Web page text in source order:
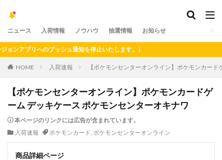
ニュース 入荷情報 ノウハウ 抽選情報 お知らせ
プリへのプッシュ通知を停止いたします。）
HOME 入荷速報 【ポケモンセンターオンライン】ポケモンカー
【ポケモンセンターオンライン】ポケモンカードゲ
ーム デッキケース ポケモンセンターオキナワ
本ページのリンクには広告が含まれています。
入荷速報
ポケモンカード, ポケモンセンターオンライン
商品詳細ページ